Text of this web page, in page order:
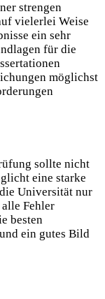
strengen
vielerlei Weise
ein sehr
für die
möglichst
sollte nicht
eine starke
Universität nur
Fehler
besten
ein gutes Bild